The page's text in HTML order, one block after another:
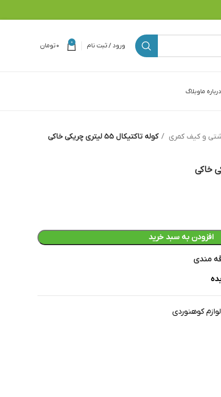
ورود / ثبت نام 0 ۰تومان
درباره ماوبلاگ
و کیف کمری کوله تاکتیکال 55 لیتری چریکی خاکی
افزودن به سبد خرید
مندی
لوازم کوهنوردی